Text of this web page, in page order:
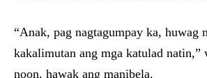
“Anak, pag nagtagumpay ka, huwag
kakalimutan ang mga katulad natin,”
noon, hawak ang manibela.